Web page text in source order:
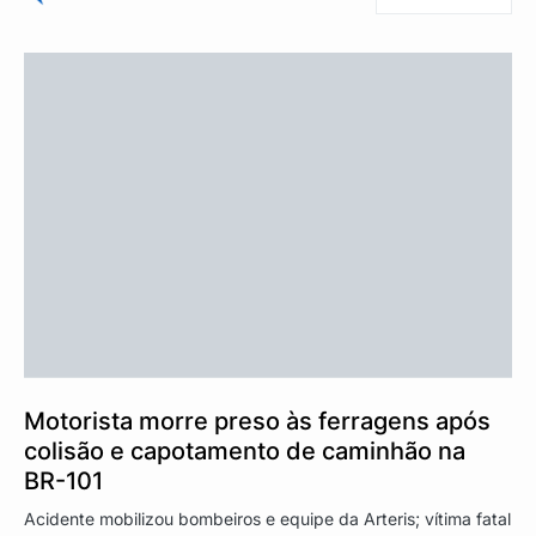
Motorista morre preso às ferragens após
colisão e capotamento de caminhão na
BR-101
Acidente mobilizou bombeiros e equipe da Arteris; vítima fatal